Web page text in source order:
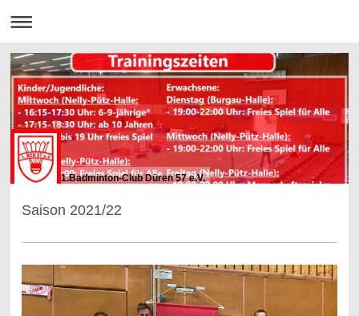
1.Badminton-Club Düren 57 e.V.
Saison 2021/22